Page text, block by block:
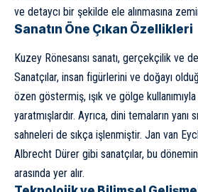
ve detaycı bir şekilde ele alınmasına
Sanatın Öne Çıkan Özellikleri
Kuzey Rönesansı sanatı, gerçekçilik ve
Sanatçılar, insan figürlerini ve doğayı
özen göstermiş, ışık ve gölge
yaratmışlardır. Ayrıca, dini temaların yanı
sahneleri de sıkça işlenmiştir. Jan van
Albrecht Dürer gibi sanatçılar, bu
arasında yer alır.